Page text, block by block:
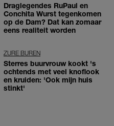
Draglegendes RuPaul en
Conchita Wurst tegenkomen
op de Dam? Dat kan zomaar
eens realiteit worden
ZURE BUREN
Sterres buurvrouw kookt 's
ochtends met veel knoflook
en kruiden: 'Ook mijn huis
stinkt'